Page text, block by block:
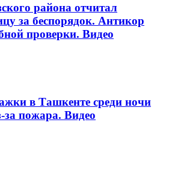
района отчитал
за беспорядок. Антикор
проверки. Видео
в Ташкенте среди ночи
за пожара. Видео